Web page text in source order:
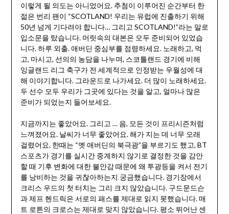
이렇게 될 의도는 아니었어요. 추첨이 이루어진 순간부터 한
젊은 번리 팬이 “SCOTLAND! 우리는 유럽에 진출하기 위해
50년 넘게 기다려야 합니다… 그리고 SCOTLAND!”라는 말로
입소문을 탔습니다. 머릿속의 대본은 모두 준비되어 있었습
니다. 하루 외출. 애버딘 중심부를 점령하세요. 노래하고, 먹
고, 마시고, 선의의 농담을 나누며, 스코틀랜드 경기에 비해
잉글랜드 리그 축구가 전 세계적으로 인정받는 우월성에 대
해 이야기합니다. 그라운드로 나가세요. 더 많이 노래하세요.
두 선수 모두 우리가 그곳에 있다는 것을 알고, 얼마나 많은
준비가 되었는지 들어보세요.
지금까지는 좋았어요. 그리고 … 음, 모든 것이 프리시즌처럼
느껴졌어요. 날씨가 너무 좋았어요. 해가 지는 데 너무 오래
걸렸어요. 한때는 “옛 애버딘의 북극광”을 부르기도 했고, BT
스포츠가 경기를 실시간 중계하지 않기로 결정한 것을 감안
할 때 기후 변화에 대한 불안감 때문에 왜 투광등을 켜서 전기
를 낭비하는 것을 귀찮아하는지 궁금했습니다. 경기장에서
크리스 우드의 첫 터치는 그리 크지 않았습니다. 구드문드슨
과 제프 헨드릭은 서로의 패스를 제대로 읽지 못했습니다. 매
트 로튼의 크로스는 제대로 맞지 않았습니다. 평소 뛰어난 센